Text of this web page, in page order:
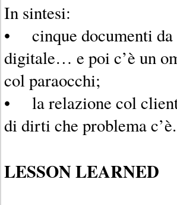
In sintesi:
• cinque documenti da
digitale… e poi c’è un
col paraocchi;
• la relazione col
di dirti che problema c’è.
LESSON LEARNED